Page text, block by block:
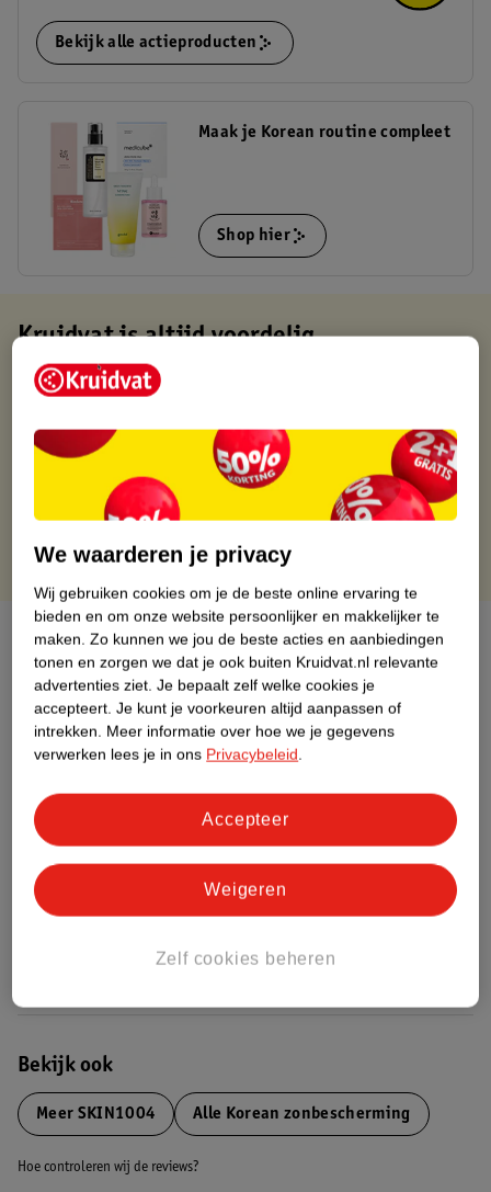
Bekijk alle actieproducten
Maak je Korean routine compleet
Shop hier
Kruidvat is altijd voordelig
Gratis ophalen in de winkel
Gratis thuisbezorgd vanaf 50.00
Gratis retourneren binnen 30 dagen
Gratis punten met je Kruidvat kaart
Over dit product
Productinformatie
Etiketinformatie
Nature Impact Score
Dit product heeft (nog) geen Nature
Meer informatie
Bekijk ook
Meer SKIN1004 Alle Korean zonbescherming
Hoe controleren wij de reviews?
We waarderen je privacy
Wij gebruiken cookies om je de beste online ervaring te
bieden en om onze website persoonlijker en makkelijker te
maken. Zo kunnen we jou de beste acties en aanbiedingen
tonen en zorgen we dat je ook buiten Kruidvat.nl relevante
advertenties ziet. Je bepaalt zelf welke cookies je
accepteert. Je kunt je voorkeuren altijd aanpassen of
intrekken. Meer informatie over hoe we je gegevens
verwerken lees je in ons Privacybeleid.
Zelf cookies beheren
Weigeren
Accepteer